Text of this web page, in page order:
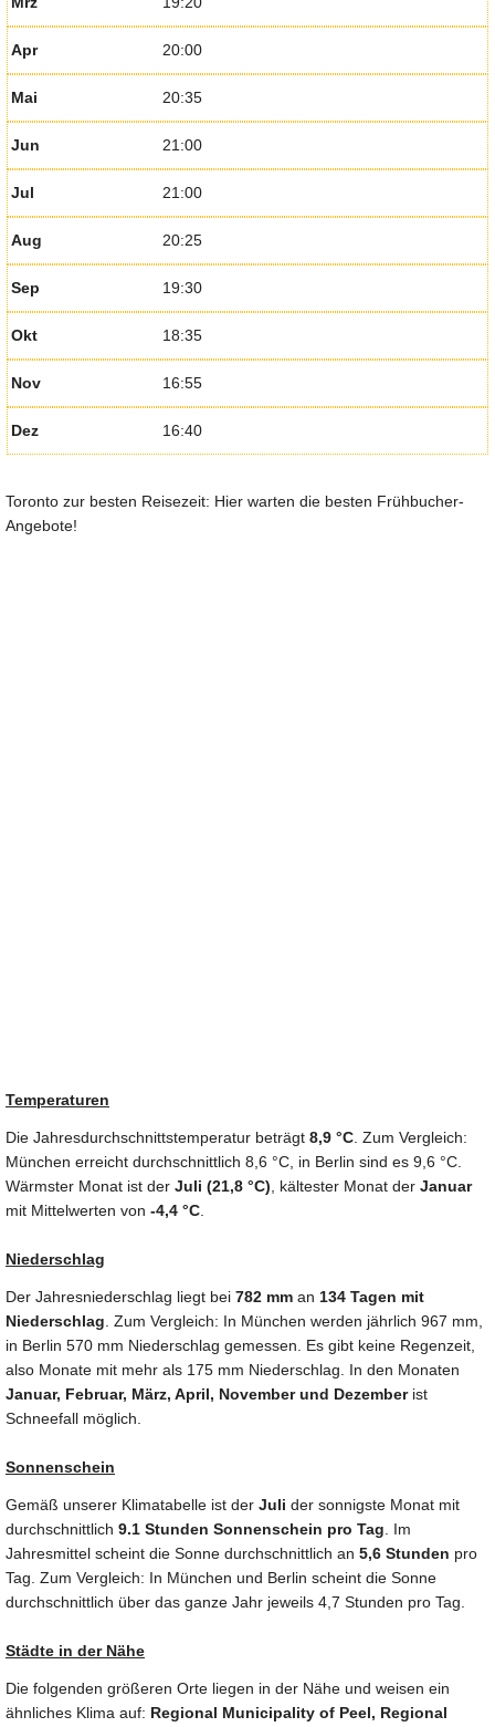
Apr 20:00
Mai 20:35
Jun 21:00
Jul 21:00
Aug 20:25
Sep 19:30
Okt 18:35
Nov 16:55
Dez 16:40
Toronto zur besten Reisezeit: Hier warten die besten Frühbucher-
Angebote!
Temperaturen
Die Jahresdurchschnittstemperatur beträgt 8,9 °C . Zum Vergleich:
München erreicht durchschnittlich 8,6 °C, in Berlin sind es 9,6 °C.
Wärmster Monat ist der Juli (21,8 °C) , kältester Monat der Januar
mit Mittelwerten von -4,4 °C
Niederschlag
Der Jahresniederschlag liegt bei 782 mm an 134 Tagen mit
Niederschlag . Zum Vergleich: In München werden jährlich 967 mm,
in Berlin 570 mm Niederschlag gemessen. Es gibt keine Regenzeit,
also Monate mit mehr als 175 mm Niederschlag. In den Monaten
Januar, Februar, März, April, November und Dezemberist
Schneefall möglich.
Sonnenschein
Gemäß unserer Klimatabelle ist der Juli der sonnigste Monat mit
durchschnittlich 9.1 Stunden Sonnenschein pro Tag . Im
Jahresmittel scheint die Sonne durchschnittlich an 5,6 Stunden pro
Tag. Zum Vergleich: In München und Berlin scheint die Sonne
durchschnittlich über das ganze Jahr jeweils 4,7 Stunden pro Tag.
Städte in der Nähe
Die folgenden größeren Orte liegen in der Nähe und weisen ein
ähnliches Klima auf: Regional Municipality of Peel, Regional